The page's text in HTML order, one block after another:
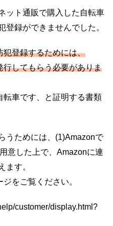
ット通販で購入した自転車
登録ができませんでした。
犯登録するためには、
してもらう必要がありま
車です、と証明する書類
うためには、(1)Amazonで
意した上で、Amazonに連
ます。
をご覧ください。
customer/display.html?